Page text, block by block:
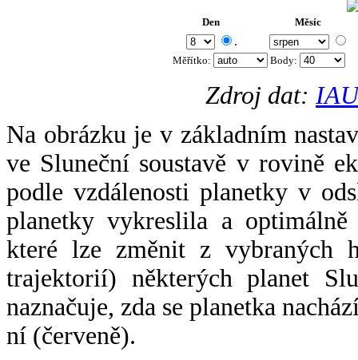
Den Měsíc
.
Měřítko: Body:
Zdroj dat:
Na obrázku je v základním
ve Sluneční soustavě v rovině
podle vzdálenosti planetky v
planetky vykreslila a
které lze změnit z vybraných
trajektorií) některých planet
naznačuje, zda se planetka
ní (červeně).